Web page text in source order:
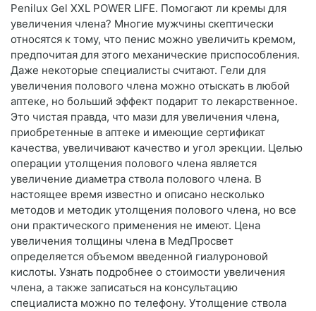
Penilux Gel XXL POWER LIFE. Помогают ли кремы для
увеличения члена? Многие мужчины скептически
относятся к тому, что пенис можно увеличить кремом,
предпочитая для этого механические приспособления.
Даже некоторые специалисты считают. Гели для
увеличения полового члена можно отыскать в любой
аптеке, но больший эффект подарит то лекарственное.
Это чистая правда, что мази для увеличения члена,
приобретенные в аптеке и имеющие сертификат
качества, увеличивают качество и угол эрекции. Целью
операции утолщения полового члена является
увеличение диаметра ствола полового члена. В
настоящее время известно и описано несколько
методов и методик утолщения полового члена, но все
они практического применения не имеют. Цена
увеличения толщины члена в МедПросвет
определяется объемом введенной гиалуроновой
кислоты. Узнать подробнее о стоимости увеличения
члена, а также записаться на консультацию
специалиста можно по телефону. Утолщение ствола